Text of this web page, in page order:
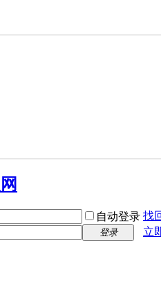
自动登录 找
登录
立